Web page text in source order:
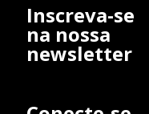
Inscreva-se
na nossa
newsletter